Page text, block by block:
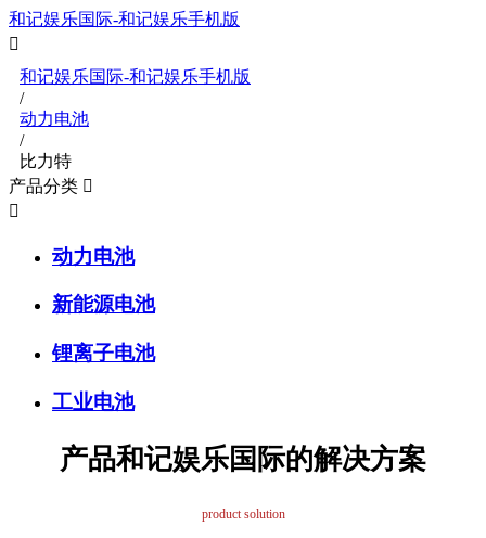
和记娱乐国际-和记娱乐手机版

和记娱乐国际-和记娱乐手机版
/
动力电池
/
比力特
产品分类 

动力电池
新能源电池
锂离子电池
工业电池
产品和记娱乐国际的解决方案
product solution